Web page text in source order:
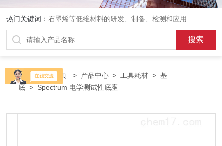
热门关键词：石墨烯等低维材料的研发、制备、检测和应用
当前位置：首页 > 产品中心 > 工具耗材 >基
底 > Spectrum 电学测试性底座